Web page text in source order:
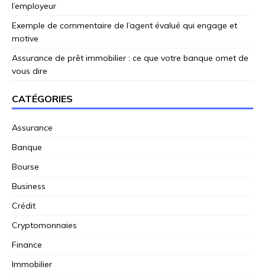
l’employeur
Exemple de commentaire de l’agent évalué qui engage et
motive
Assurance de prêt immobilier : ce que votre banque omet de
vous dire
CATÉGORIES
Assurance
Banque
Bourse
Business
Crédit
Cryptomonnaies
Finance
Immobilier